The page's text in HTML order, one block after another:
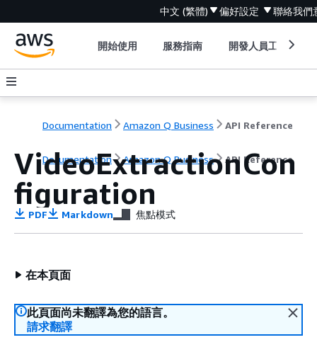
中文 (繁體) 偏好設定 聯絡我們
開始使用 服務指南 開發人員工具
Documentation Amazon Q Business API Reference
Documentation Amazon Q Business API Reference
VideoExtractionCon
figuration
PDF Markdown 焦點模式
在本頁面
此頁面尚未翻譯為您的語言。
請求翻譯